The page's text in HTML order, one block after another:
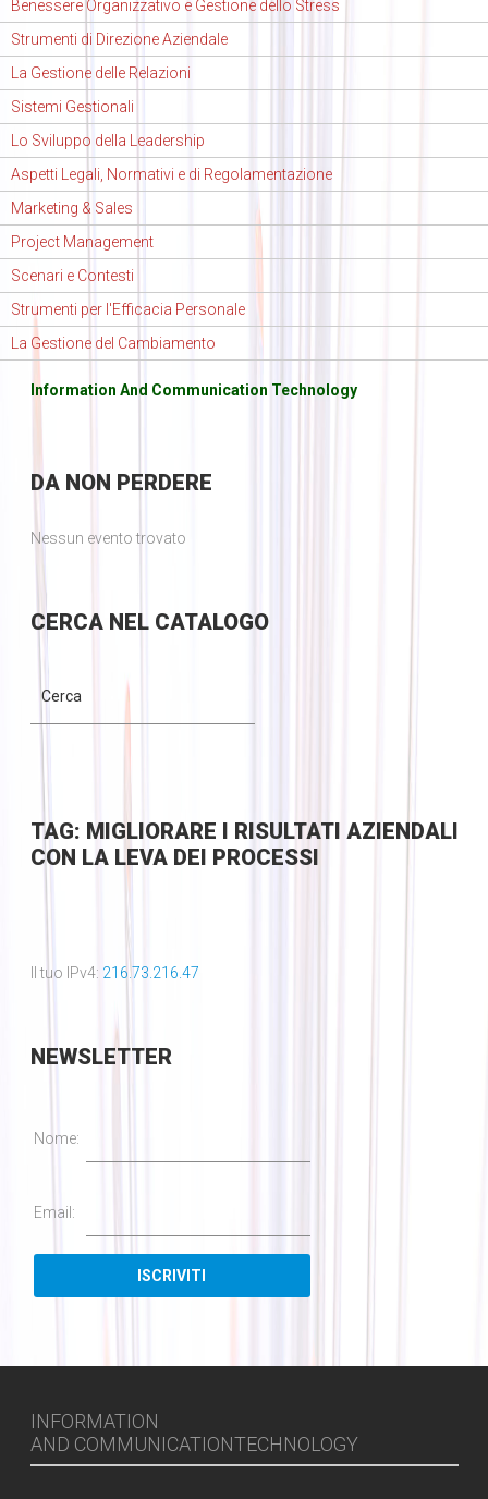
Benessere Organizzativo e Gestione dello Stress
Strumenti di Direzione Aziendale
La Gestione delle Relazioni
Sistemi Gestionali
Lo Sviluppo della Leadership
Aspetti Legali, Normativi e di Regolamentazione
Marketing & Sales
Project Management
Scenari e Contesti
Strumenti per l'Efficacia Personale
La Gestione del Cambiamento
Information And Communication Technology
DANON PERDERE
Nessun evento trovato
CERCANEL CATALOGO
TAG: MIGLIORARE I RISULTATI AZIENDALI
CON LA LEVA DEI PROCESSI
Il tuo IPv4: 216.73.216.47
NEWSLETTER
Nome:
Email:
INFORMATION
AND COMMUNICATIONTECHNOLOGY